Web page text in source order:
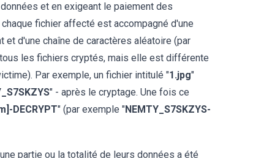
et en exigeant le paiement des
fichier affecté est accompagné d'une
et d'une chaîne de caractères aléatoire (par
les fichiers cryptés, mais elle est différente
Par exemple, un fichier intitulé "1.jpg"
" - après le cryptage. Une fois ce
DECRYPT" (par exemple "NEMTY_S7SKZYS-
partie ou la totalité de leurs données a été